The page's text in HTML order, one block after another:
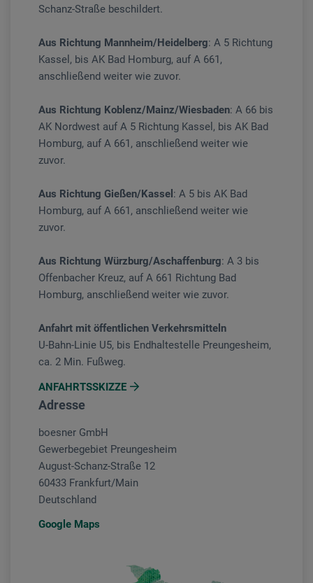
Schanz-Straße beschildert.
Aus Richtung Mannheim/Heidelberg: A 5 Richtung
Kassel, bis AK Bad Homburg, auf A 661,
anschließend weiter wie zuvor.
Aus Richtung Koblenz/Mainz/Wiesbaden: A 66 bis
AK Nordwest auf A 5 Richtung Kassel, bis AK Bad
Homburg, auf A 661, anschließend weiter wie
zuvor.
Aus Richtung Gießen/Kassel : A 5 bis AK Bad
Homburg, auf A 661, anschließend weiter wie
zuvor.
Aus Richtung Würzburg/Aschaffenburg: A 3 bis
Offenbacher Kreuz, auf A 661 Richtung Bad
Homburg, anschließend weiter wie zuvor.
Anfahrt mit öffentlichen Verkehrsmitteln
U-Bahn-Linie U5, bis Endhaltestelle Preungesheim,
ca. 2 Min. Fußweg.
ANFAHRTSSKIZZE
Adresse
boesner GmbH
Gewerbegebiet Preungesheim
August-Schanz-Straße 12
60433 Frankfurt/Main
Deutschland
Google Maps